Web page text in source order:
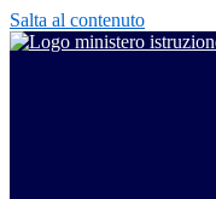
Salta al contenuto